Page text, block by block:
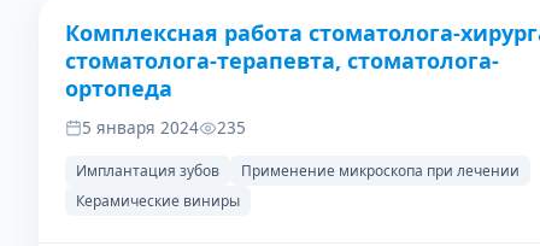
ДО
Комплексная работа стоматолога-
стоматолога-терапевта, стоматолога-
ортопеда
5 января 2024 235
Имплантация зубов
Применение микроскопа при лечении
Керамические виниры